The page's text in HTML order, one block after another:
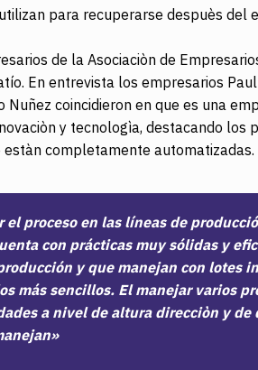
para recuperarse despuès del
de la Asociaciòn de
En entrevista los empresarios Paul
Nuñez coincidieron en que es una
y tecnologìa, destacando los
completamente automatizadas.
proceso en las líneas de
con prácticas muy sólidas y
y que manejan con lotes
más sencillos. El manejar varios
a nivel de altura direcciòn y de